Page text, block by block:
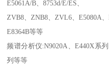
E5061A/B、8753d/E/ES、
ZVB8、ZNB8、ZVL6、E5080A、
E8364B等等
频谱分析仪:N9020A、E440X系
列等等